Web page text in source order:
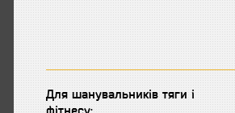
Для шанувальників тяги і
фітнесу: